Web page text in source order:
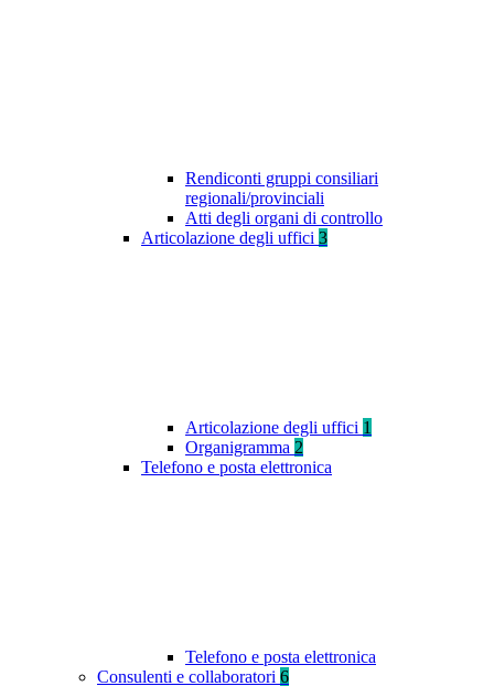
Rendiconti gruppi consiliari
regionali/provinciali
Atti degli organi di controllo
Articolazione degli uffici 3
Articolazione degli uffici 1
Organigramma 2
Telefono e posta elettronica
Telefono e posta elettronica
Consulenti e collaboratori 6